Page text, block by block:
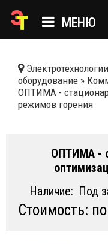
МЕНЮ
КАТАЛОГ
О КОМПАНИИ
НОВОСТИ
КОНТАКТЫ
Электротехнологии
оборудование »
ОПТИМА -
режимов горения
ОПТИМА -
Наличие: Под
Стоимость: